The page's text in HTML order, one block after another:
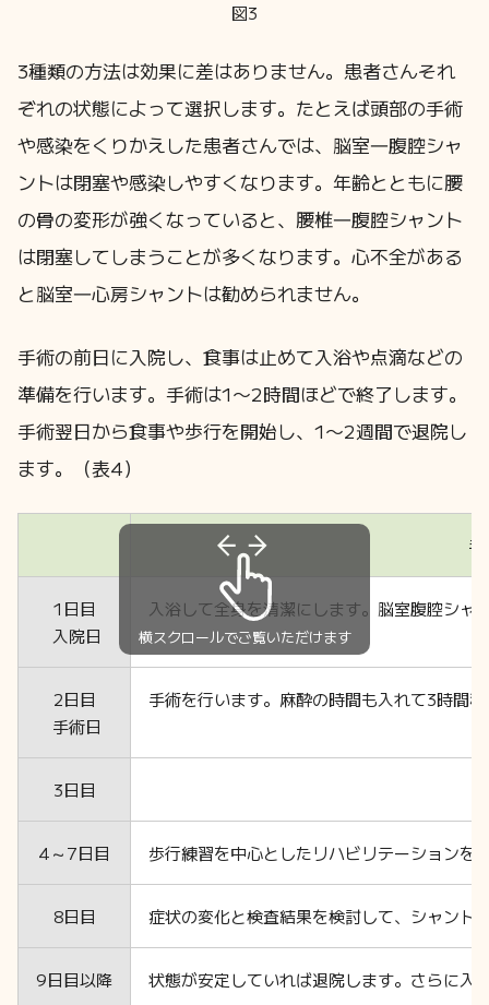
図3
3種類の方法は効果に差はありません。患者さんそれ
ぞれの状態によって選択します。たとえば頭部の手術
や感染をくりかえした患者さんでは、脳室―腹腔シャ
ントは閉塞や感染しやすくなります。年齢とともに腰
の骨の変形が強くなっていると、腰椎―腹腔シャント
は閉塞してしまうことが多くなります。心不全がある
と脳室―心房シャントは勧められません。
手術の前日に入院し、食事は止めて入浴や点滴などの
準備を行います。手術は1〜2時間ほどで終了します。
手術翌日から食事や歩行を開始し、1〜2週間で退院し
ます。（表4）
1日目
入院日
入浴して全身を清潔にします。脳室腹腔シャ
2日目
手術日
手術を行います。麻酔の時間も入れて3時間
3日目
4～7日目 歩行練習を中心としたリハビリテーションを
8日目 症状の変化と検査結果を検討して、シャント
9日目以降 状態が安定していれば退院します。さらに入